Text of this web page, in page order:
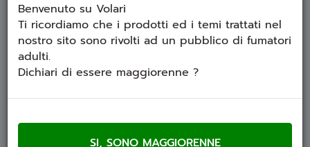
Benvenuto su Volari
Ti ricordiamo che i prodotti ed i temi trattati nel
nostro sito sono rivolti ad un pubblico di fumatori
adulti.
Dichiari di essere maggiorenne ?